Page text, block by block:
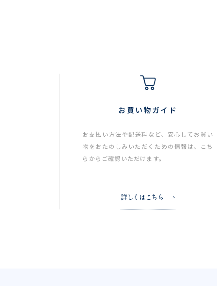
お買い物ガイド
お支払い方法や配送料など、安心してお買い
物をおたのしみいただくための情報は、こち
らからご確認いただけます。
詳しくはこちら